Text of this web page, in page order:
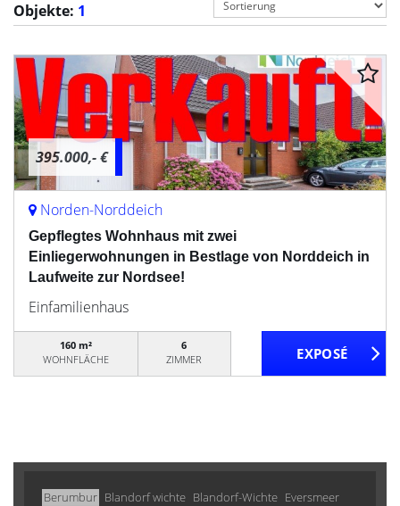
Objekte: 1
395.000,- €
Norden-Norddeich
Gepflegtes Wohnhaus mit zwei
Einliegerwohnungen in Bestlage von Norddeich in
Laufweite zur Nordsee!
Einfamilienhaus
160 m²
WOHNFLÄCHE
6
ZIMMER
Berumbur Blandorf wichte Blandorf-Wichte Eversmeer